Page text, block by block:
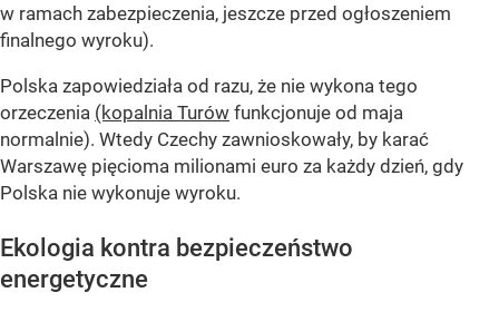
w ramach zabezpieczenia, jeszcze przed ogłoszeniem
finalnego wyroku).
Polska zapowiedziała od razu, że nie wykona tego
orzeczenia (kopalnia Turów funkcjonuje od maja
normalnie). Wtedy Czechy zawnioskowały, by karać
Warszawę pięcioma milionami euro za każdy dzień, gdy
Polska nie wykonuje wyroku.
Ekologia kontra bezpieczeństwo
energetyczne